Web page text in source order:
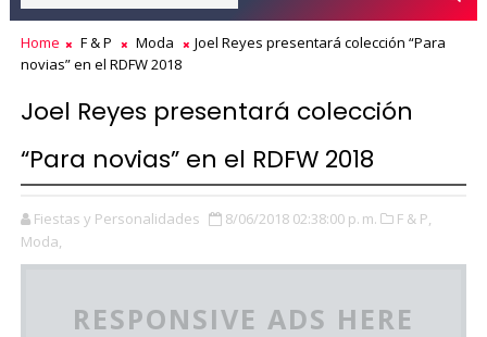
Home F & P Moda
Joel Reyes presentará colección “Para
novias” en el RDFW 2018
Joel Reyes presentará colección
“Para novias” en el RDFW 2018
Fiestas y Personalidades 8/06/2018 02:38:00 p. m.
F & P,
Moda,
RESPONSIVE ADS HERE